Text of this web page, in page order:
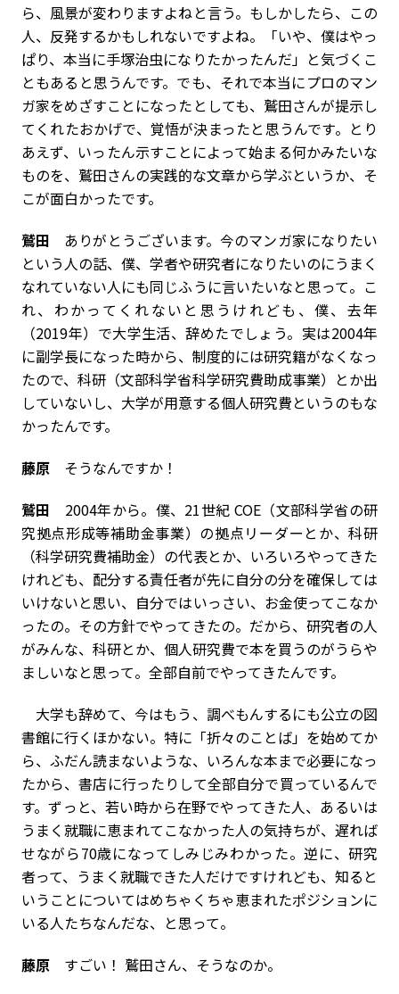
ら、風景が変わりますよねと言う。もしかしたら、この
人、反発するかもしれないですよね。「いや、僕はやっ
ぱり、本当に手塚治虫になりたかったんだ」と気づくこ
ともあると思うんです。でも、それで本当にプロのマン
ガ家をめざすことになったとしても、鷲田さんが提示し
てくれたおかげで、覚悟が決まったと思うんです。とり
あえず、いったん示すことによって始まる何かみたいな
ものを、鷲田さんの実践的な文章から学ぶというか、そ
こが面白かったです。
鷲田 ありがとうございます。今のマンガ家になりたい
という人の話、僕、学者や研究者になりたいのにうまく
なれていない人にも同じふうに言いたいなと思って。こ
れ、わかってくれないと思うけれども、僕、去年
（2019年）で大学生活、辞めたでしょう。実は2004年
に副学長になった時から、制度的には研究籍がなくなっ
たので、科研（文部科学省科学研究費助成事業）とか出
していないし、大学が用意する個人研究費というのもな
かったんです。
藤原 そうなんですか！
鷲田 2004年から。僕、21世紀 COE（文部科学省の研
究拠点形成等補助金事業）の拠点リーダーとか、科研
（科学研究費補助金）の代表とか、いろいろやってきた
けれども、配分する責任者が先に自分の分を確保しては
いけないと思い、自分ではいっさい、お金使ってこなか
ったの。その方針でやってきたの。だから、研究者の人
がみんな、科研とか、個人研究費で本を買うのがうらや
ましいなと思って。全部自前でやってきたんです。
大学も辞めて、今はもう、調べもんするにも公立の図
書館に行くほかない。特に「折々のことば」を始めてか
ら、ふだん読まないような、いろんな本まで必要になっ
たから、書店に行ったりして全部自分で買っているんで
す。ずっと、若い時から在野でやってきた人、あるいは
うまく就職に恵まれてこなかった人の気持ちが、遅れば
せながら70歳になってしみじみわかった。逆に、研究
者って、うまく就職できた人だけですけれども、知ると
いうことについてはめちゃくちゃ恵まれたポジションに
いる人たちなんだな、と思って。
藤原 すごい！ 鷲田さん、そうなのか。